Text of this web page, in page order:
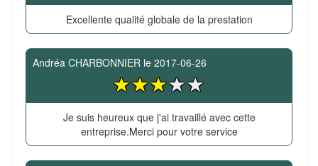
Excellente qualité globale de la prestation
Andréa CHARBONNIER le 2017-06-26
Je suis heureux que j'ai travaillé avec cette
entreprise.Merci pour votre service